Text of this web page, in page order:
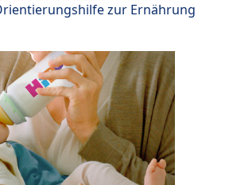
zur Ernährung